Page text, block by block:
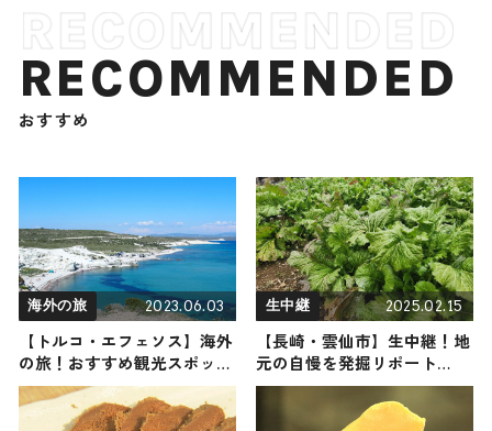
RECOMMENDED
おすすめ
海外の旅 2023.06.03
【トルコ・エフェソス】海外
の旅！おすすめ観光スポット
やグルメをリポート
生中継 2025.02.15
【長崎・雲仙市】生中継！地
元の自慢を発掘リポート
2025年2月15日放送